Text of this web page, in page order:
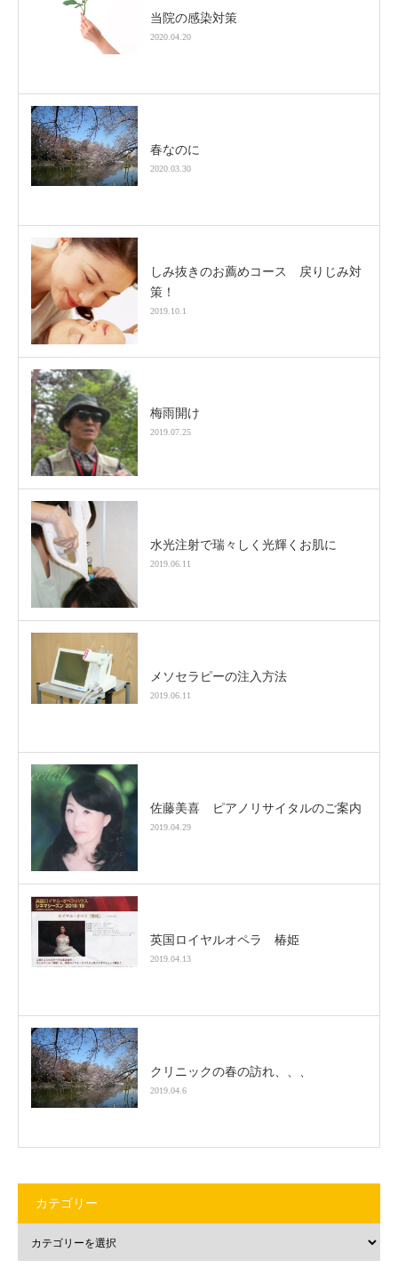
当院の感染対策
2020.04.20
春なのに
2020.03.30
しみ抜きのお薦めコース 戻りじみ対
策！
2019.10.1
梅雨開け
2019.07.25
水光注射で瑞々しく光輝くお肌に
2019.06.11
メソセラピーの注入方法
2019.06.11
佐藤美喜 ピアノリサイタルのご案内
2019.04.29
英国ロイヤルオペラ 椿姫
2019.04.13
クリニックの春の訪れ、、、
2019.04.6
カテゴリー